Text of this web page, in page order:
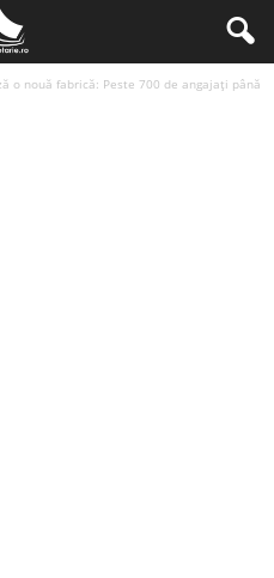
o nouă fabrică: Peste 700 de angajați până